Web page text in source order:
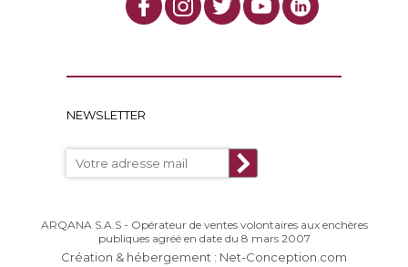
NEWSLETTER
ARQANA S.A.S - Opérateur de ventes volontaires aux enchères
publiques agréé en date du 8 mars 2007
Création & hébergement : Net-Conception.com